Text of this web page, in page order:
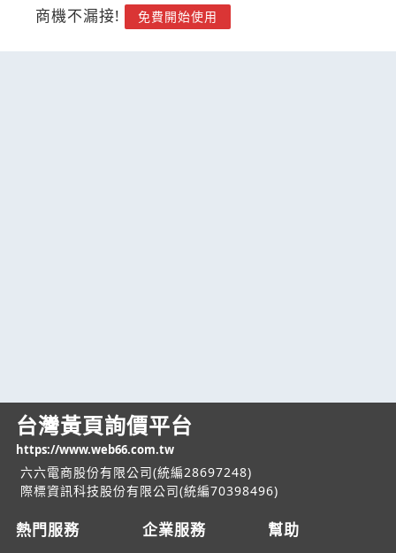
商機不漏接!
免費開始使用
台灣黃頁詢價平台
https://www.web66.com.tw
六六電商股份有限公司(統編28697248)
際標資訊科技股份有限公司(統編70398496)
熱門服務 企業服務 幫助